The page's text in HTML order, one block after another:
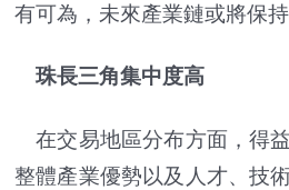
有可為，未來產業鏈或將保持
珠長三角集中度高
在交易地區分布方面，得
整體產業優勢以及人才、技